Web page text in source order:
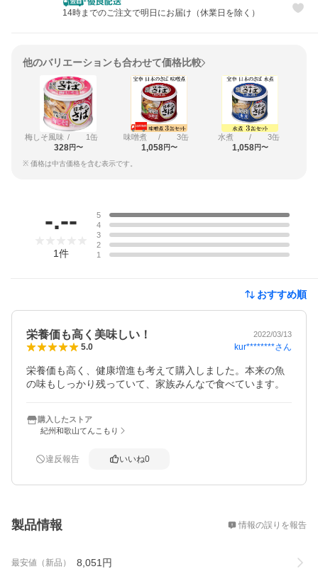
14時までのご注文で明日にお届け（休業日を除く）
他のバリエーションも合わせて価格比較
梅しそ風味 / 1缶
328円〜
味噌煮 / 3缶
1,058円〜
水煮 / 3缶
1,058円〜
※ 価格は中古価格を含む表示です。
-.--
1件
5
4
3
2
1
おすすめ順
栄養価も高く美味しい！ 2022/03/13
5.0 kur********さん
栄養価も高く、健康増進も考えて購入しました。本来の魚
の味もしっかり残っていて、家族みんなで食べています。
購入したストア
紀州和歌山てんこもり
違反報告 いいね0
製品情報 情報の誤りを報告
最安値（新品） 8,051 円